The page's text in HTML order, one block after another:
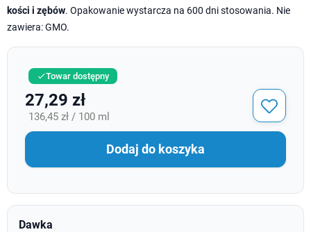
kości i zębów. Opakowanie wystarcza na 600 dni stosowania. Nie
zawiera: GMO.
Towar dostępny
27,29 zł
136,45 zł / 100 ml
Dodaj do koszyka
Dawka